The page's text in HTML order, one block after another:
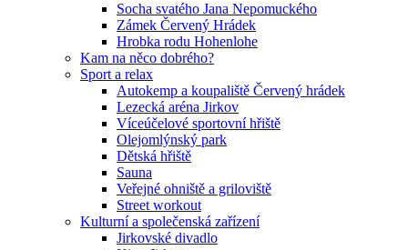
Socha svatého Jana Nepomuckého
Zámek Červený Hrádek
Hrobka rodu Hohenlohe
Kam na něco dobrého?
Sport a relax
Autokemp a koupaliště Červený hrádek
Lezecká aréna Jirkov
Víceúčelové sportovní hřiště
Olejomlýnský park
Dětská hřiště
Sauna
Veřejné ohniště a griloviště
Street workout
Kulturní a společenská zařízení
Jirkovské divadlo